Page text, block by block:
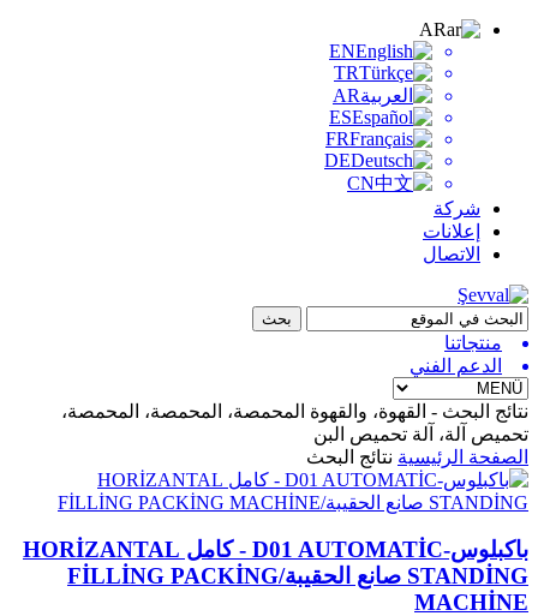
AR
EN
TR
AR
ES
FR
DE
CN
شركة
إعلانات
الاتصال
منتجاتنا
الدعم الفني
نتائج البحث - القهوة، والقهوة المحمصة، المحمصة، المحمصة،
تحميص آلة، آلة تحميص البن
الصفحة الرئيسية نتائج البحث
باكبلوس-D01 AUTOMATİC - كامل HORİZANTAL
STANDİNG صانع الحقيبة/FİLLİNG PACKİNG
MACHİNE